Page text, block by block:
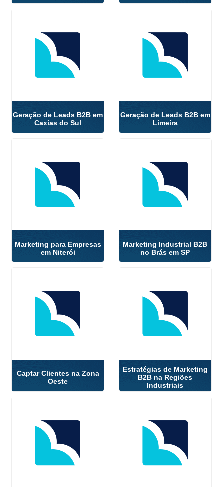
Geração de Leads B2B em
Caxias do Sul
Geração de Leads B2B em
Limeira
Marketing para Empresas
em Niterói
Marketing Industrial B2B
no Brás em SP
Captar Clientes na Zona
Oeste
Estratégias de Marketing
B2B na Regiões
Industriais